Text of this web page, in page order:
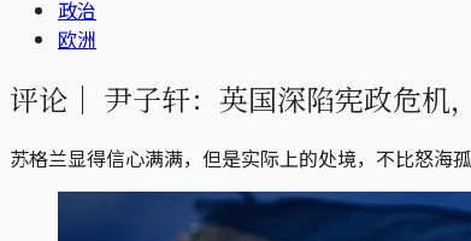
政治
欧洲
评论｜ 尹子轩：英国深陷宪政危机
苏格兰显得信心满满，但是实际上的处境，不比怒海